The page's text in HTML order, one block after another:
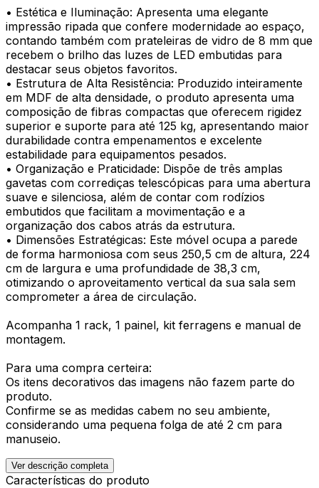
• Estética e Iluminação: Apresenta uma elegante
impressão ripada que confere modernidade ao espaço,
contando também com prateleiras de vidro de 8 mm que
recebem o brilho das luzes de LED embutidas para
destacar seus objetos favoritos.
• Estrutura de Alta Resistência: Produzido inteiramente
em MDF de alta densidade, o produto apresenta uma
composição de fibras compactas que oferecem rigidez
superior e suporte para até 125 kg, apresentando maior
durabilidade contra empenamentos e excelente
estabilidade para equipamentos pesados.
• Organização e Praticidade: Dispõe de três amplas
gavetas com corrediças telescópicas para uma abertura
suave e silenciosa, além de contar com rodízios
embutidos que facilitam a movimentação e a
organização dos cabos atrás da estrutura.
• Dimensões Estratégicas: Este móvel ocupa a parede
de forma harmoniosa com seus 250,5 cm de altura, 224
cm de largura e uma profundidade de 38,3 cm,
otimizando o aproveitamento vertical da sua sala sem
comprometer a área de circulação.
Acompanha 1 rack, 1 painel, kit ferragens e manual de
montagem.
Para uma compra certeira:
Os itens decorativos das imagens não fazem parte do
produto.
Confirme se as medidas cabem no seu ambiente,
considerando uma pequena folga de até 2 cm para
manuseio.
Ver descrição completa
Características do produto